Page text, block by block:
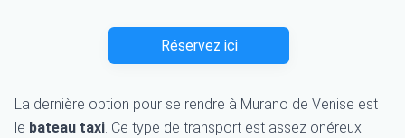
Réservez ici
La dernière option pour se rendre à Murano de Venise est
le bateau taxi. Ce type de transport est assez onéreux.